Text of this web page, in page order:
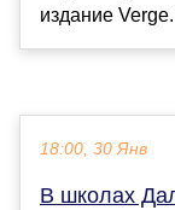
издание
18:00, 30 Янв
В школах